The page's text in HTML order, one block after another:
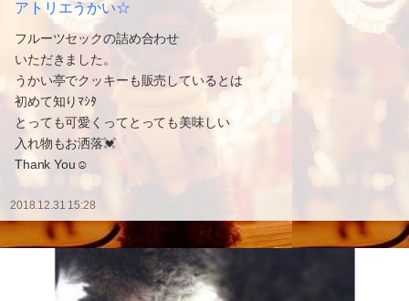
アトリエうかい☆
フルーツセックの詰め合わせ
いただきました。
うかい亭でクッキーも販売しているとは
初めて知りﾏｼﾀ
とっても可愛くってとっても美味しい
入れ物もお洒落💓
Thank You☺️
2018.12.31 15:28